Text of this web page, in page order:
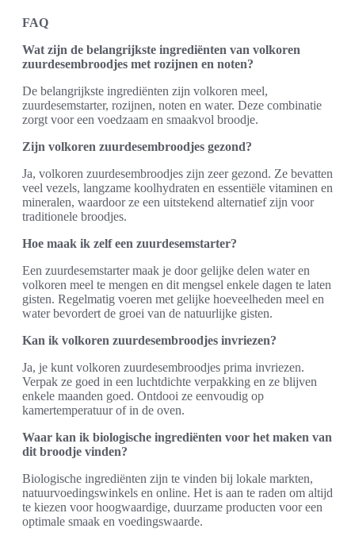
FAQ
Wat zijn de belangrijkste ingrediënten van volkoren
zuurdesembroodjes met rozijnen en noten?
De belangrijkste ingrediënten zijn volkoren meel,
zuurdesemstarter, rozijnen, noten en water. Deze combinatie
zorgt voor een voedzaam en smaakvol broodje.
Zijn volkoren zuurdesembroodjes gezond?
Ja, volkoren zuurdesembroodjes zijn zeer gezond. Ze bevatten
veel vezels, langzame koolhydraten en essentiële vitaminen en
mineralen, waardoor ze een uitstekend alternatief zijn voor
traditionele broodjes.
Hoe maak ik zelf een zuurdesemstarter?
Een zuurdesemstarter maak je door gelijke delen water en
volkoren meel te mengen en dit mengsel enkele dagen te laten
gisten. Regelmatig voeren met gelijke hoeveelheden meel en
water bevordert de groei van de natuurlijke gisten.
Kan ik volkoren zuurdesembroodjes invriezen?
Ja, je kunt volkoren zuurdesembroodjes prima invriezen.
Verpak ze goed in een luchtdichte verpakking en ze blijven
enkele maanden goed. Ontdooi ze eenvoudig op
kamertemperatuur of in de oven.
Waar kan ik biologische ingrediënten voor het maken van
dit broodje vinden?
Biologische ingrediënten zijn te vinden bij lokale markten,
natuurvoedingswinkels en online. Het is aan te raden om altijd
te kiezen voor hoogwaardige, duurzame producten voor een
optimale smaak en voedingswaarde.